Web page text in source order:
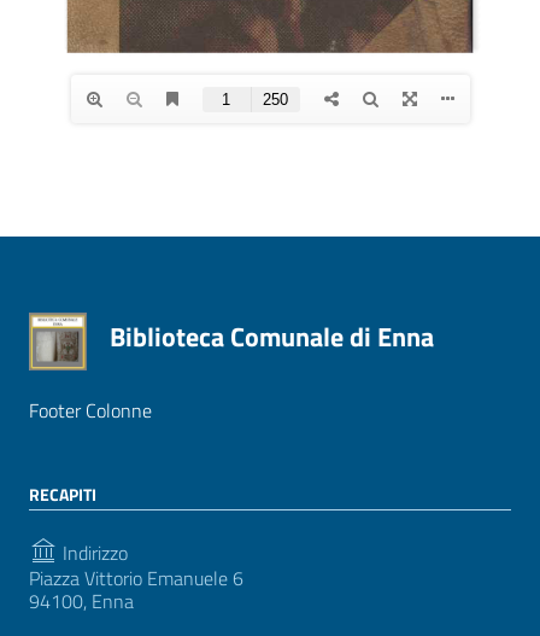
Biblioteca Comunale di Enna
Footer Colonne
RECAPITI
Indirizzo
Piazza Vittorio Emanuele 6
94100, Enna